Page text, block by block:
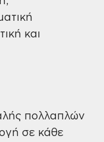
και
πολλαπλών
σε κάθε